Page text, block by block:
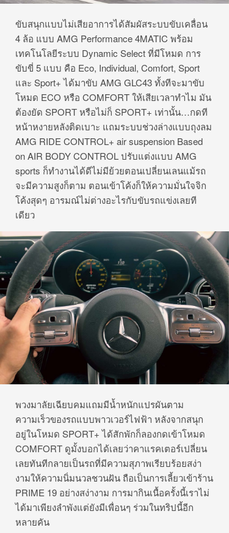
ขับสนุกแบบไม่เสียอาการได้สัมผัสระบบขับเคลื่อน
4 ล้อ แบบ AMG Performance 4MATIC พร้อม
เทคโนโลยีระบบ Dynamic Select ที่มีโหมด การ
ขับขี่ 5 แบบ คือ Eco, Individual, Comfort, Sport
และ Sport+ ได้มาขับ AMG GLC43 ทั้งทีจะมาขับ
โหมด ECO หรือ COMFORT ให้เสียเวลาทำไม มัน
ต้องยัด SPORT หรือไม่ก็ SPORT+ เท่านั้น…กดที
หน้าหงายหลังติดเบาะ แถมระบบช่วงล่างแบบถุงลม
AMG RIDE CONTROL+ air suspension Based
on AIR BODY CONTROL ปรับแต่งแบบ AMG
sports ก็ทำงานได้ดีไม่มีย้วยตอนเปลี่ยนเลนแม้รถ
จะมีความสูงก็ตาม ตอนเข้าโค้งก็ให้ความมั่นใจจิก
โค้งสุดๆ อารมณ์ไม่ต่างอะไรกับขับรถแข่งเลยที
เดียว
พวงมาลัยเฉียบคมแถมมีน้ำหนักแปรผันตาม
ความเร็วของรถแบบพาวเวอร์ไฟฟ้า หลังจากสนุก
อยู่ในโหมด SPORT+ ได้สักพักก็ลองกดเข้าโหมด
COMFORT ดูมั้งบอกได้เลยว่าคาแรคเตอร์เปลี่ยน
เลยทันทีกลายเป็นรถที่มีความสุภาพเรียบร้อยสง่า
งามให้ความนิ่มนวลชวนฝัน ถือเป็นการเลี้ยวเข้าร้าน
PRIME 19 อย่างสง่างาม การมากินเนื้อครั้งนี้เราไม่
ได้มาเพียงลำพังแต่ยังมีเพื่อนๆ ร่วมในทริปนี้อีก
หลายคัน